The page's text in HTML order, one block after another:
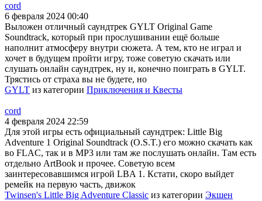
cord
6 февраля 2024 00:40
Выложен отличный саундтрек GYLT Original Game
Soundtrack, который при прослушивании ещё больше
наполнит атмосферу внутри сюжета. А тем, кто не играл и
хочет в будущем пройти игру, тоже советую скачать или
слушать онлайн саундтрек, ну и, конечно поиграть в GYLT.
Трястись от страха вы не будете, но
GYLT из категории Приключения и Квесты
cord
4 февраля 2024 22:59
Для этой игры есть официальный саундтрек: Little Big
Adventure 1 Original Soundtrack (O.S.T.) его можно скачать как
во FLAC, так и в MP3 или там же послушать онлайн. Там есть
отдельно ArtBook и прочее. Советую всем
заинтересовавшимся игрой LBA 1. Кстати, скоро выйдет
ремейк на первую часть, движок
Twinsen's Little Big Adventure Classic из категории Экшен